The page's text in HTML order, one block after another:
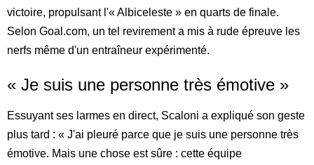
victoire, propulsant l'« Albiceleste » en quarts de finale.
Selon Goal.com, un tel revirement a mis à rude épreuve les
nerfs même d'un entraîneur expérimenté.
« Je suis une personne très émotive »
Essuyant ses larmes en direct, Scaloni a expliqué son geste
plus tard : « J'ai pleuré parce que je suis une personne très
émotive. Mais une chose est sûre : cette équipe